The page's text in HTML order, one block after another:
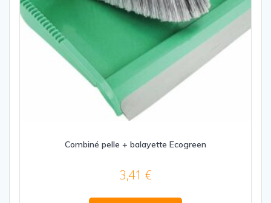
Combiné pelle + balayette Ecogreen
3,41 €